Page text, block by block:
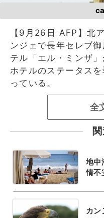
【9月26日 AFP】北
ンジェで長年セレブ
テル「エル・ミンザ
ホテルのステータス
っている。
全
地中
情不
カ